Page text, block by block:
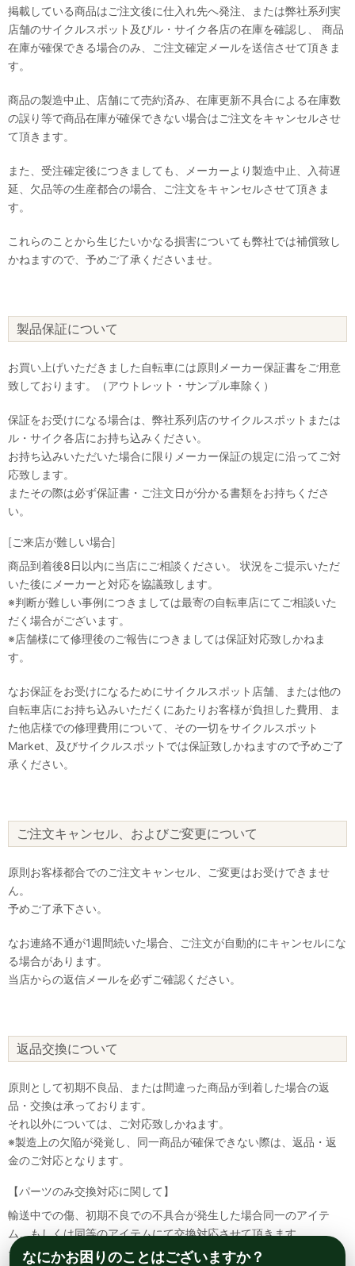
掲載している商品はご注文後に仕入れ先へ発注、または弊社系列実
店舗のサイクルスポット及びル・サイク各店の在庫を確認し、 商品
在庫が確保できる場合のみ、ご注文確定メールを送信させて頂きま
す。
商品の製造中止、店舗にて売約済み、在庫更新不具合による在庫数
の誤り等で商品在庫が確保できない場合はご注文をキャンセルさせ
て頂きます。
また、受注確定後につきましても、メーカーより製造中止、入荷遅
延、欠品等の生産都合の場合、ご注文をキャンセルさせて頂きま
す。
これらのことから生じたいかなる損害についても弊社では補償致し
かねますので、予めご了承くださいませ。
製品保証について
お買い上げいただきました自転車には原則メーカー保証書をご用意
致しております。（アウトレット・サンプル車除く）
保証をお受けになる場合は、弊社系列店のサイクルスポットまたは
ル・サイク各店にお持ち込みください。
お持ち込みいただいた場合に限りメーカー保証の規定に沿ってご対
応致します。
またその際は必ず保証書・ご注文日が分かる書類をお持ちくださ
い。
[ご来店が難しい場合]
商品到着後8日以内に当店にご相談ください。 状況をご提示いただ
いた後にメーカーと対応を協議致します。
※判断が難しい事例につきましては最寄の自転車店にてご相談いた
だく場合がございます。
※店舗様にて修理後のご報告につきましては保証対応致しかねま
す。
なお保証をお受けになるためにサイクルスポット店舗、または他の
自転車店にお持ち込みいただくにあたりお客様が負担した費用、ま
た他店様での修理費用について、その一切をサイクルスポット
Market、及びサイクルスポットでは保証致しかねますので予めご了
承ください。
ご注文キャンセル、およびご変更について
原則お客様都合でのご注文キャンセル、ご変更はお受けできませ
ん。
予めご了承下さい。
なお連絡不通が1週間続いた場合、ご注文が自動的にキャンセルにな
る場合があります。
当店からの返信メールを必ずご確認ください。
返品交換について
原則として初期不良品、または間違った商品が到着した場合の返
品・交換は承っております。
それ以外については、ご対応致しかねます。
※製造上の欠陥が発覚し、同一商品が確保できない際は、返品・返
金のご対応となります。
【パーツのみ交換対応に関して】
輸送中での傷、初期不良での不具合が発生した場合同一のアイテ
ム、もしくは同等のアイテムにて交換対応させて頂きます。
その場合該当部品を着払いにて返送して頂く必要が御座いますので
なにかお困りのことはございますか？